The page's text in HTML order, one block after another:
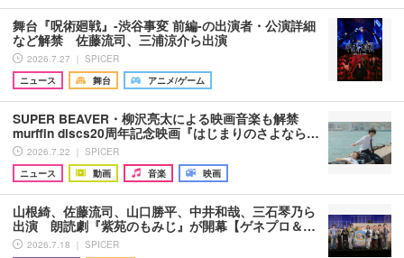
舞台『呪術廻戦』-渋谷事変 前編-の出演者・公演詳細
など解禁 佐藤流司、三浦涼介ら出演
2026.7.27 ｜ SPICER
ニュース
舞台 アニメ/ゲーム
SUPER BEAVER・柳沢亮太による映画音楽も解禁
murffin discs20周年記念映画『はじまりのさよなら…
2026.7.22 ｜ SPICER
ニュース
動画 音楽 映画
山根綺、佐藤流司、山口勝平、中井和哉、三石琴乃ら
出演 朗読劇『紫苑のもみじ』が開幕【ゲネプロ＆…
2026.7.18 ｜ SPICER